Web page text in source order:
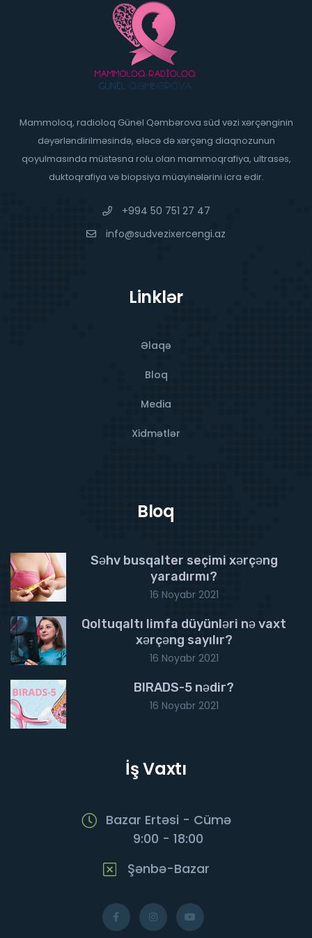
Mammoloq, radioloq Günel Qəmbərova süd vəzi xərçənginin
dəyərləndirilməsində, eləcə də xərçəng diaqnozunun
qoyulmasında müstəsna rolu olan mammoqrafiya, ultrasəs,
duktoqrafiya və biopsiya müayinələrini icra edir.
+994 50 751 27 47
info@sudvezixercengi.az
Linklər
Əlaqə
Bloq
Media
Xidmətlər
Bloq
Səhv busqalter seçimi xərçəng
yaradırmı?
16 Noyabr 2021
Qoltuqaltı limfa düyünləri nə vaxt
xərçəng sayılır?
16 Noyabr 2021
BIRADS-5 nədir?
16 Noyabr 2021
İş Vaxtı
Bazar Ertəsi - Cümə
9:00 - 18:00
Şənbə-Bazar